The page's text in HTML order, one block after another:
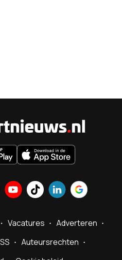
Vacatures
Adverteren
Auteursrechten